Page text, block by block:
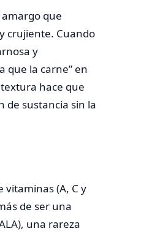
que
crujiente. Cuando
y
que la carne” en
hace que
de sustancia sin la
(A, C y
de ser una
una rareza